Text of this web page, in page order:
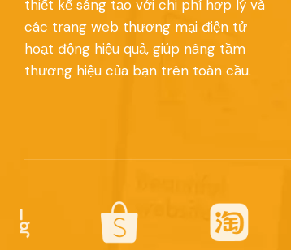
thiết kế sáng tạo với chi phí hợp lý và
các trang web thương mại điện tử
hoạt động hiệu quả, giúp nâng tầm
thương hiệu của bạn trên toàn cầu.